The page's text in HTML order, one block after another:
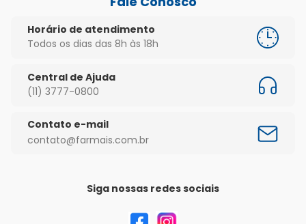
Horário de atendimento
Todos os dias das 8h às 18h
Central de Ajuda
(11) 3777-0800
Contato e-mail
contato@farmais.com.br
Siga nossas redes sociais